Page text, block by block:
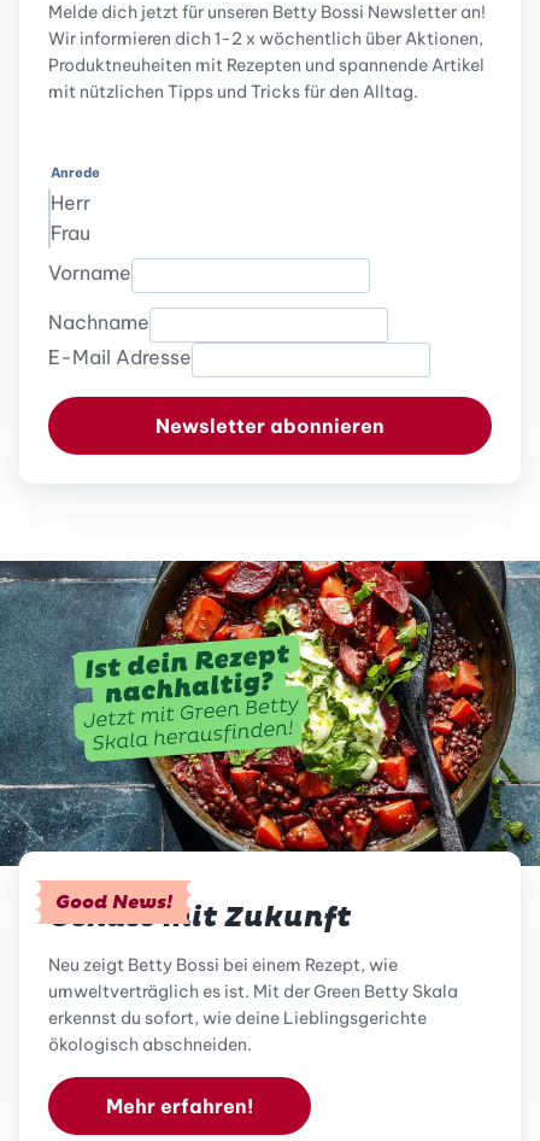
Melde dich jetzt für unseren Betty Bossi Newsletter an!
Wir informieren dich 1-2 x wöchentlich über Aktionen,
Produktneuheiten mit Rezepten und spannende Artikel
mit nützlichen Tipps und Tricks für den Alltag.
Anrede
Herr
Frau
Vorname
Nachname
E-Mail Adresse
Newsletter abonnieren
Good News!
Genuss mit Zukunft
Neu zeigt Betty Bossi bei einem Rezept, wie
umweltverträglich es ist. Mit der Green Betty Skala
erkennst du sofort, wie deine Lieblingsgerichte
ökologisch abschneiden.
Mehr erfahren!